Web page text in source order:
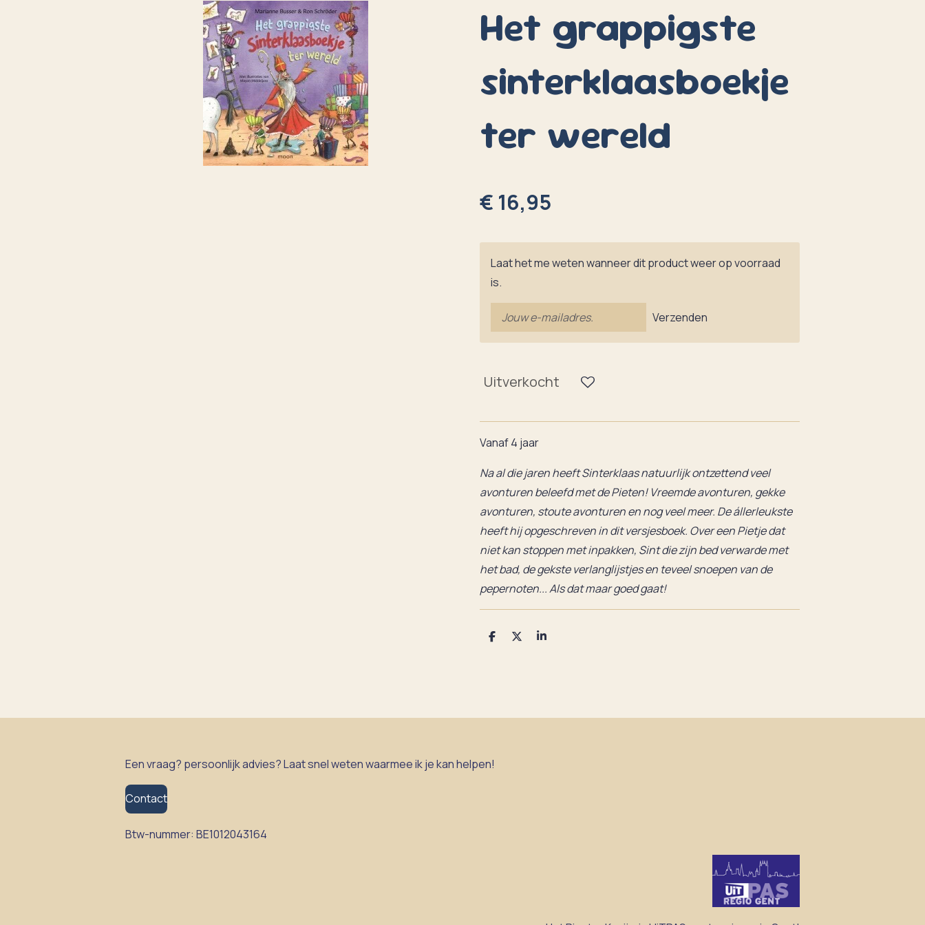
Het grappigste
sinterklaasboekje
ter wereld
€ 16,95
Laat het me weten wanneer dit product weer op voorraad
is.
Verzenden
Uitverkocht
Vanaf 4 jaar
Na al die jaren heeft Sinterklaas natuurlijk ontzettend veel
avonturen beleefd met de Pieten! Vreemde avonturen, gekke
avonturen, stoute avonturen en nog veel meer. De állerleukste
heeft hij opgeschreven in dit versjesboek. Over een Pietje dat
niet kan stoppen met inpakken, Sint die zijn bed verwarde met
het bad, de gekste verlanglijstjes en teveel snoepen van de
pepernoten... Als dat maar goed gaat!
D
D
S
Een vraag? persoonlijk advies? Laat snel weten waarmee ik je kan helpen!
Contact
Btw-nummer: BE1012043164